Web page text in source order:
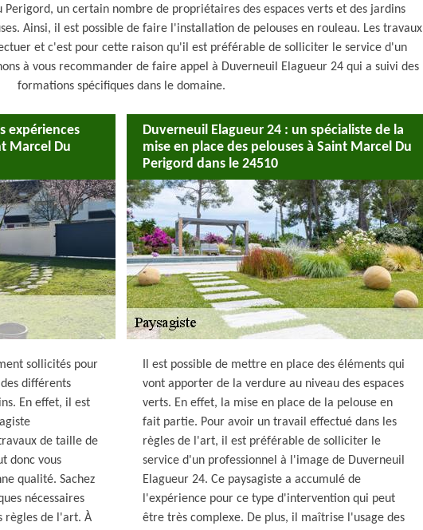
Perigord, un certain nombre de propriétaires des espaces verts et des jardins
Ainsi, il est possible de faire l'installation de pelouses en rouleau. Les travaux
et c'est pour cette raison qu'il est préférable de solliciter le service d'un
à vous recommander de faire appel à Duverneuil Elagueur 24 qui a suivi des
formations spécifiques dans le domaine.
expériences
Marcel Du
sollicités pour
différents
En effet, il est
de taille de
donc vous
qualité. Sachez
nécessaires
règles de l'art. À
Duverneuil Elagueur 24 : un spécialiste de la
mise en place des pelouses à Saint Marcel Du
Perigord dans le 24510
Il est possible de mettre en place des éléments qui
vont apporter de la verdure au niveau des espaces
verts. En effet, la mise en place de la pelouse en
fait partie. Pour avoir un travail effectué dans les
règles de l'art, il est préférable de solliciter le
service d'un professionnel à l'image de Duverneuil
Elagueur 24. Ce paysagiste a accumulé de
l'expérience pour ce type d'intervention qui peut
être très complexe. De plus, il maîtrise l'usage des